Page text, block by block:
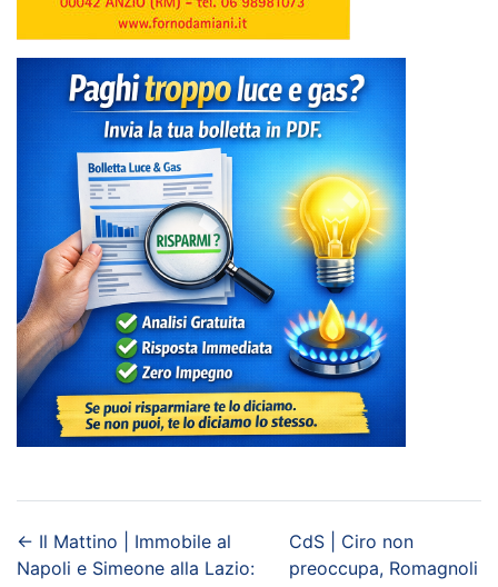
← Il Mattino | Immobile al
Napoli e Simeone alla Lazio:
CdS | Ciro non
preoccupa, Romagnoli